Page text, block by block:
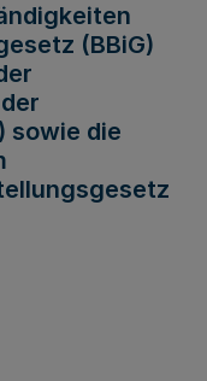
(BBiG)
sowie die